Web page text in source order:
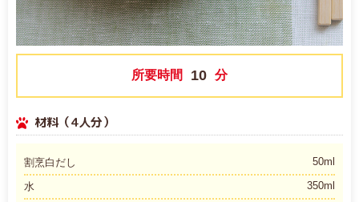
所要時間 10 分
材料（4人分）
割烹白だし 50ml
水 350ml